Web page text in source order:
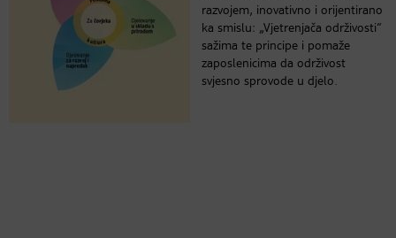
razvojem, inovativno i orijentirano
ka smislu: „Vjetrenjača održivosti“
sažima te principe i pomaže
zaposlenicima da održivost
svjesno sprovode u djelo.